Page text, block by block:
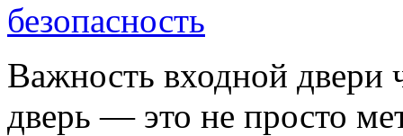
безопасность
Важность входной двери
дверь — это не просто